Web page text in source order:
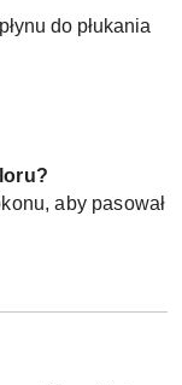
do płukania
aby pasował